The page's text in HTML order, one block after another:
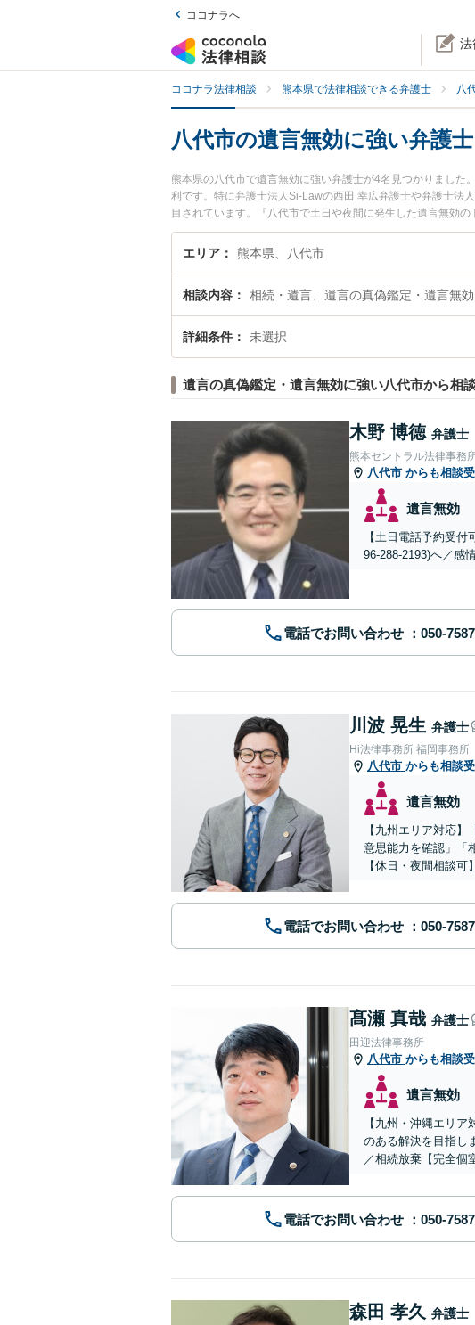
ココナラへ
法
ココナラ法律相談 熊本県で法律相談できる弁護士 八
八代市の遺言無効に強い弁護士
熊本県の八代市で遺言無効に強い弁護士が4名見つかりまし
利です。特に弁護士法人Si-Lawの西田 幸広弁護士や弁護士法
目されています。『八代市で土日や夜間に発生した遺言無効
回相談無料で遺言無効を法律相談できる八代市内の弁護士に
エリア 熊本県、八代市
相談内容 相続・遺言、遺言の真偽鑑定・遺言無効
詳細条件 未選択
遺言の真偽鑑定・遺言無効に強い八代市から相
木野 博徳 弁護士
熊本セントラル法律事務
八代市 からも相談
遺言無効
【土日電話予約受
96-288-2193)へ／感
電話でお問い合わせ
川波 晃生 弁護士
Hi法律事務所 福岡事務所
八代市 からも相談
遺言無効
【九州エリア対応
意思能力を確認」「
【休日・夜間相談可】
電話でお問い合わせ
髙瀬 真哉 弁護士
田迎法律事務所
八代市 からも相談
遺言無効
【九州・沖縄エリ
のある解決を目指し
／相続放棄【完全個
電話でお問い合わせ
森田 孝久 弁護士